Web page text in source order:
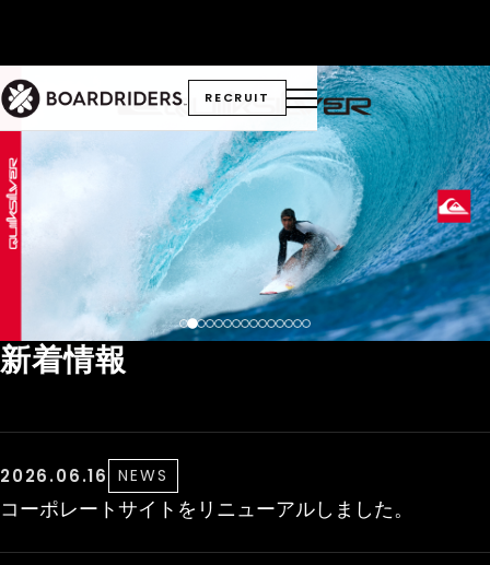
RECRUIT
新着情報
2026.06.16 NEWS
コーポレートサイトをリニューアルしました。